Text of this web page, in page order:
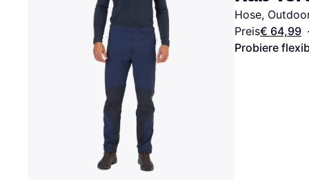
Teilzahlungen
Bezahle in bis zu 30
Hose,
Preis€ 64,99 ·
Probiere